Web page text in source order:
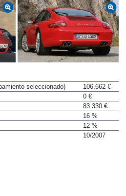
seleccionado)
106.662 €
0 €
83.330 €
16 %
12 %
10/2007